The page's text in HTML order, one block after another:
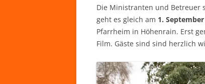
Die Ministranten und Betreuer
geht es gleich am 1.
Pfarrheim in Höhenrain. Erst
Film. Gäste sind sind herzlich